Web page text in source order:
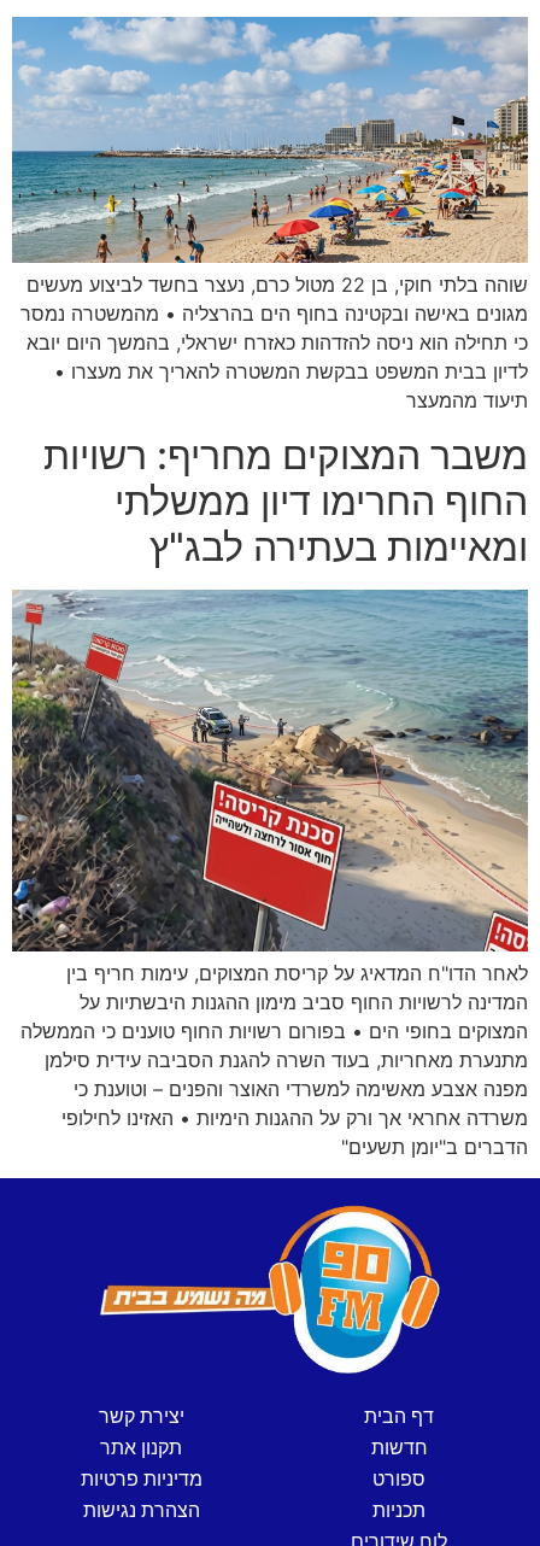
שוהה בלתי חוקי, בן 22 מטול כרם, נעצר בחשד לביצוע מעשים
מגונים באישה ובקטינה בחוף הים בהרצליה • מהמשטרה נמסר
כי תחילה הוא ניסה להזדהות כאזרח ישראלי, בהמשך היום יובא
לדיון בבית המשפט בבקשת המשטרה להאריך את מעצרו •
תיעוד מהמעצר
משבר המצוקים מחריף: רשויות
החוף החרימו דיון ממשלתי
ומאיימות בעתירה לבג"ץ
לאחר הדו"ח המדאיג על קריסת המצוקים, עימות חריף בין
המדינה לרשויות החוף סביב מימון ההגנות היבשתיות על
המצוקים בחופי הים • בפורום רשויות החוף טוענים כי הממשלה
מתנערת מאחריות, בעוד השרה להגנת הסביבה עידית סילמן
מפנה אצבע מאשימה למשרדי האוצר והפנים – וטוענת כי
משרדה אחראי אך ורק על ההגנות הימיות • האזינו לחילופי
הדברים ב"יומן תשעים"
דף הבית
חדשות
ספורט
תכניות
יצירת קשר
תקנון אתר
מדיניות פרטיות
הצהרת נגישות